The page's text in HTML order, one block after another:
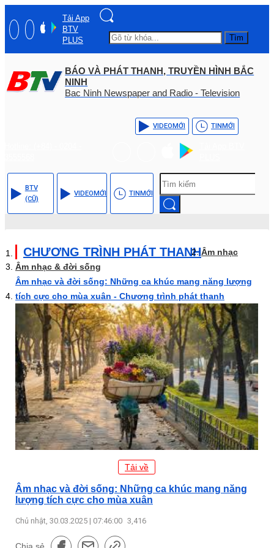
Tải App
BTV
PLUS
Tìm
BÁO VÀ PHÁT THANH, TRUYỀN HÌNH BẮC
NINH
Bac Ninh Newspaper and Radio - Television
VIDEOMỚI TINMỚI
BTV
(CŨ)
VIDEOMỚI TINMỚI
CHƯƠNG TRÌNH PHÁT THANHÂm nhạc
Âm nhạc & đời sống
Âm nhạc và đời sống: Những ca khúc mang năng lượng
tích cực cho mùa xuân - Chương trình phát thanh
Tải về
Âm nhạc và đời sống: Những ca khúc mang năng
lượng tích cực cho mùa xuân
Chủ nhật, 30.03.2025 | 07:46:00 3,416